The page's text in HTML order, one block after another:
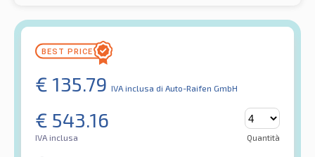
€ 135.79 IVA inclusa di Auto-Raifen GmbH
€ 543.16
IVA inclusa Quantità